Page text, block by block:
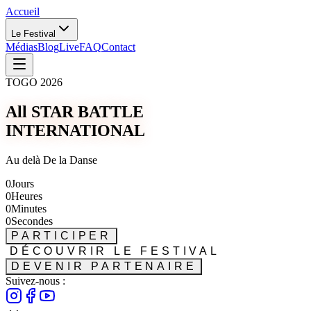
Accueil
Le Festival
MédiasBlogLiveFAQContact
TOGO 2026
All STAR BATTLE
INTERNATIONAL
Au delà De la Danse
0Jours
0Heures
0Minutes
0Secondes
PARTICIPER
DÉCOUVRIR LE FESTIVAL
DEVENIR PARTENAIRE
Suivez-nous :